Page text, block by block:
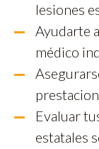
lesiones
Ayudarte
médico
Evaluar
estatales